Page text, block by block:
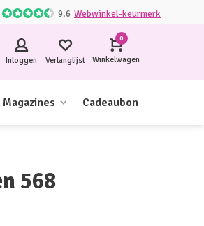
9.6 Webwinkel-keurmerk
Inloggen Verlanglijst
0
Winkelwagen
Cadeaubon
568